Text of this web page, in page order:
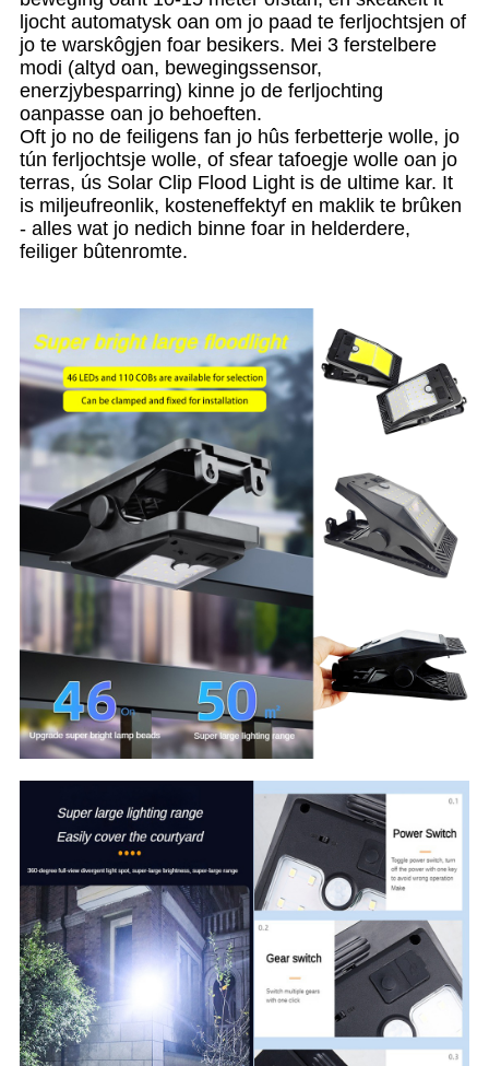
ljocht automatysk oan om jo paad te ferljochtsjen of
jo te warskôgjen foar besikers. Mei 3 ferstelbere
modi (altyd oan, bewegingssensor,
enerzjybesparring) kinne jo de ferljochting
oanpasse oan jo behoeften.
Oft jo no de feiligens fan jo hûs ferbetterje wolle, jo
tún ferljochtsje wolle, of sfear tafoegje wolle oan jo
terras, ús Solar Clip Flood Light is de ultime kar. It
is miljeufreonlik, kosteneffektyf en maklik te brûken
- alles wat jo nedich binne foar in helderdere,
feiliger bûtenromte.